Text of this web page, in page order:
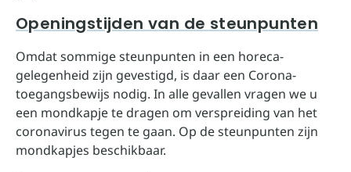
Openingstijden van de steunpunten
Omdat sommige steunpunten in een horeca-
gelegenheid zijn gevestigd, is daar een Corona-
toegangsbewijs nodig. In alle gevallen vragen we u
een mondkapje te dragen om verspreiding van het
coronavirus tegen te gaan. Op de steunpunten zijn
mondkapjes beschikbaar.